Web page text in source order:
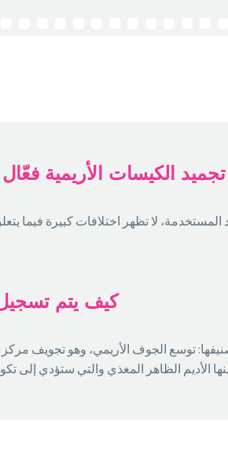
الكيسات الأريمية
المستخدمة، لا تظهر اختلافات كبيرة فيما
كيف يتم تسجيل
لتصنيفها: توسع الجوف الأريمي، وهو
الأديم الظاهر المغذي والتي ستؤدي إلى